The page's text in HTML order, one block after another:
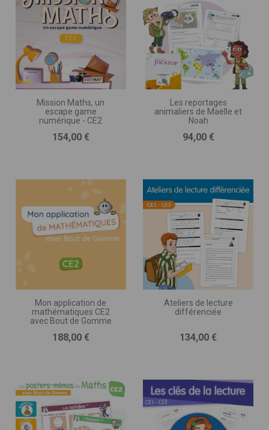
Mission Maths, un
escape game
numérique - CE2
Prix
154,00 €
Les reportages
animaliers de Maëlle et
Noah
Prix
94,00 €
Mon application de
mathématiques CE2
avec Bout de Gomme
Prix
188,00 €
Ateliers de lecture
différenciée
Prix
134,00 €